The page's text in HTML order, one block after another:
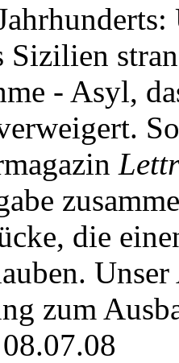
Sizilien
- Asyl,
die
zum